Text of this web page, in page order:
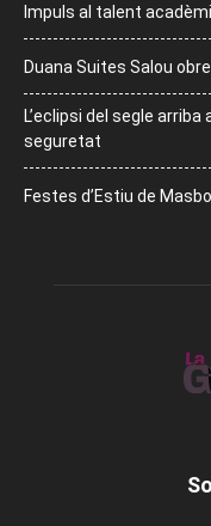
Impuls al talent
Duana Suites Salou
L’eclipsi del segle
seguretat
Festes d’Estiu de